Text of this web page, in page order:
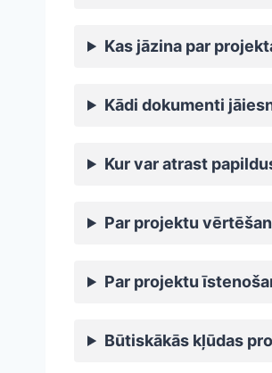
Kas jāzina par
Kādi dokumenti
Kur var atrast
Par projektu
Par projektu
Būtiskākās kļūdas